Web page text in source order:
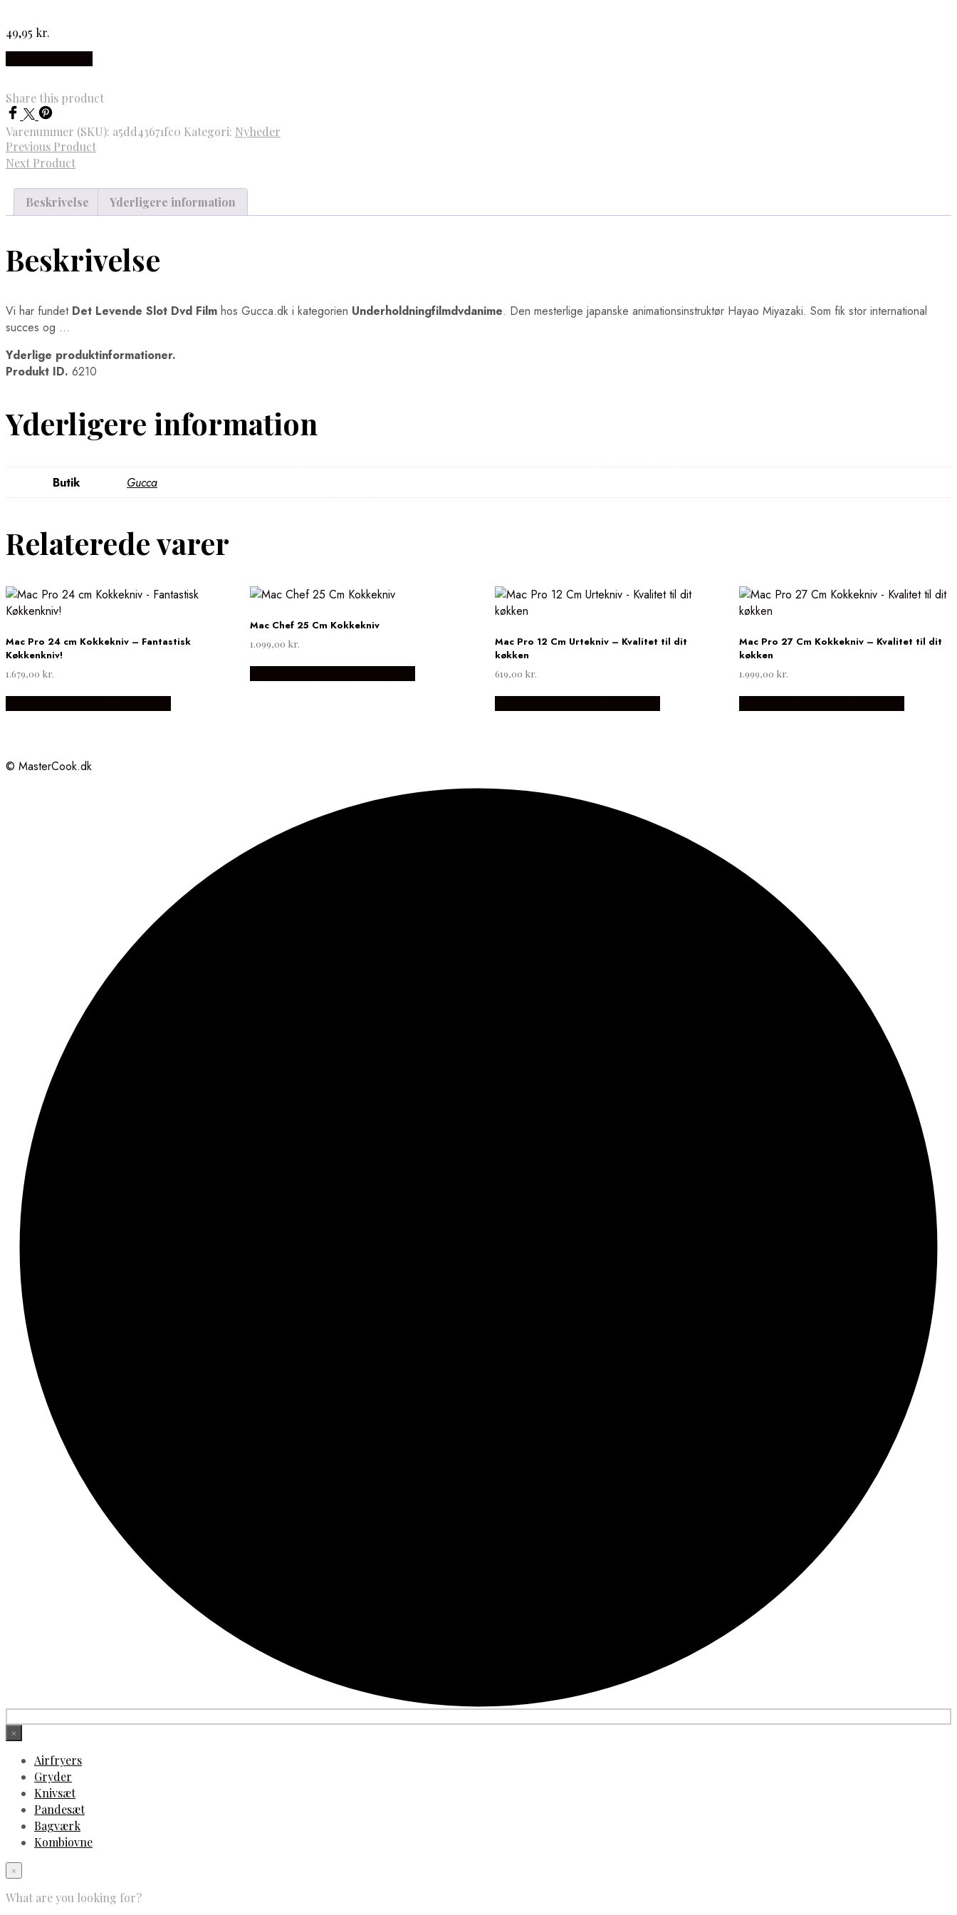
49,95 kr.
Share this product
Varenummer (SKU): a5dd43671fc0 Kategori: Nyheder
Previous Product
Next Product
Beskrivelse Yderligere information
Beskrivelse
Vi har fundet Det Levende Slot Dvd Film hos Gucca.dk i kategorien Underholdningfilmdvdanime. Den mesterlige japanske animationsinstruktør Hayao Miyazaki. Som fik stor international
succes og …
Yderlige produktinformationer.
Produkt ID. 6210
Yderligere information
Butik Gucca
Relaterede varer
Mac Pro 24 cm Kokkekniv – Fantastisk
Køkkenkniv!
1.679,00 kr.
Mac Chef 25 Cm Kokkekniv
1.099,00 kr.
Mac Pro 12 Cm Urtekniv – Kvalitet til dit
køkken
619,00 kr.
Mac Pro 27 Cm Kokkekniv – Kvalitet til dit
køkken
1.999,00 kr.
© MasterCook.dk
×
Airfryers
Gryder
Knivsæt
Pandesæt
Bagværk
Kombiovne
×
What are you looking for?